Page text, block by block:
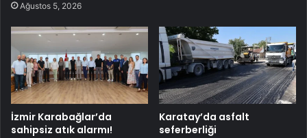
Ağustos 5, 2026
İzmir Karabağlar’da
sahipsiz atık alarmı!
Karatay’da asfalt
seferberliği